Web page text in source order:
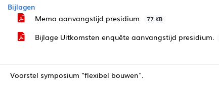
Bijlagen
Memo aanvangstijd presidium.
77 KB
Bijlage Uitkomsten enquête aanvangstijd presidium.
Voorstel symposium "flexibel bouwen".